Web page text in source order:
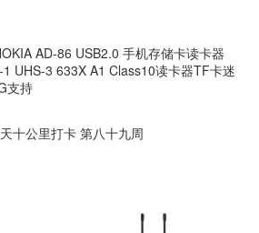
AD-86 USB2.0 手机存储卡读卡器
UHS-3 633X A1 Class10读卡器TF卡迷
支持
十公里打卡 第八十九周